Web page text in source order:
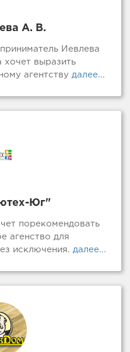
А. В.
Иевлева
хочет выразить
агентству далее...
Юг"
порекомендовать
агенство для
исключения. далее...